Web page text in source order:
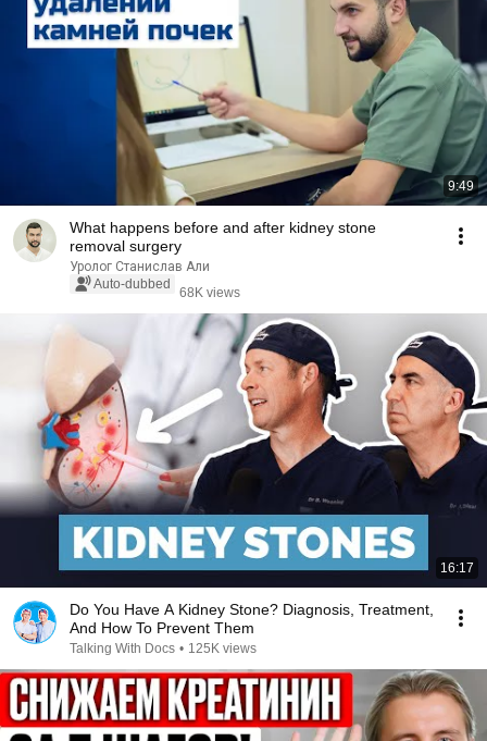
9:49
What happens before and after kidney stone
removal surgery
Уролог Станислав Али
Auto-dubbed
68K views
16:17
Do You Have A Kidney Stone? Diagnosis, Treatment,
And How To Prevent Them
Talking With Docs • 125K views